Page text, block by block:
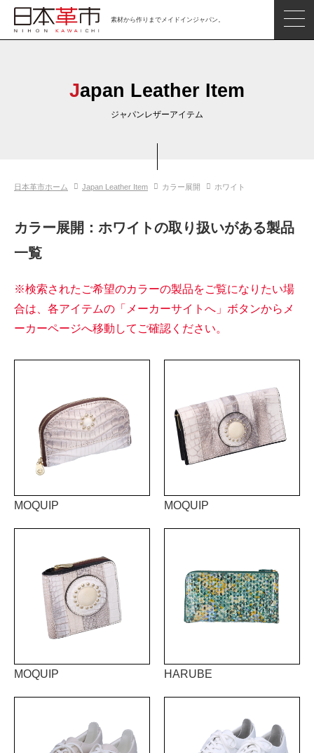
素材から作りまでメイドインジャパン。
革市通信
お問い合わせ
Japan Leather Item
ジャパンレザーアイテム
日本革市ホーム Japan Leather Item カラー展開 ホワイト
カラー展開：ホワイトの取り扱いがある製品
一覧
※検索されたご希望のカラーの製品をご覧になりたい場
合は、各アイテムの「メーカーサイトへ」ボタンからメ
ーカーページへ移動してご確認ください。
MOQUIP MOQUIP
MOQUIP HARUBE